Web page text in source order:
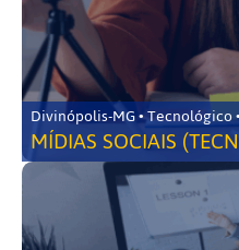
MÍDIAS SOCIAIS